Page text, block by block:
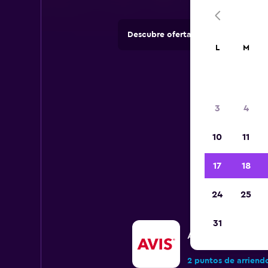
Descubre ofertas de agencias de
Avis
2 puntos de
L M
3 4
10 11
17 18
24 25
31